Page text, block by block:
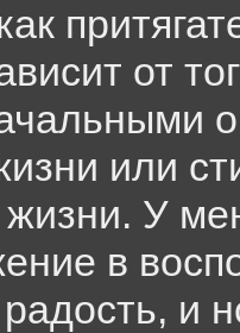
от
или
жизни. У
в
и